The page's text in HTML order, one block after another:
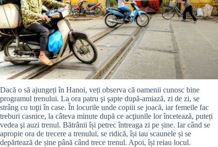
Dacă o să ajungeți în Hanoi, veți observa că oamenii cunosc bine
programul trenului. La ora patru şi şapte după-amiază, zi de zi, se
strâng cu toţii în case. În locurile unde copiii se joacă, iar femeile fac
treburi casnice, la câteva minute după ce acţiunile lor încetează, puteți
vedea şi auzi trenul. Bătrânii își petrec întreaga zi pe șine. Iar când se
apropie ora de trecere a trenului, se ridică, își iau scaunele și se
depărtează de șine până când trece trenul. Apoi, își reiau locul.